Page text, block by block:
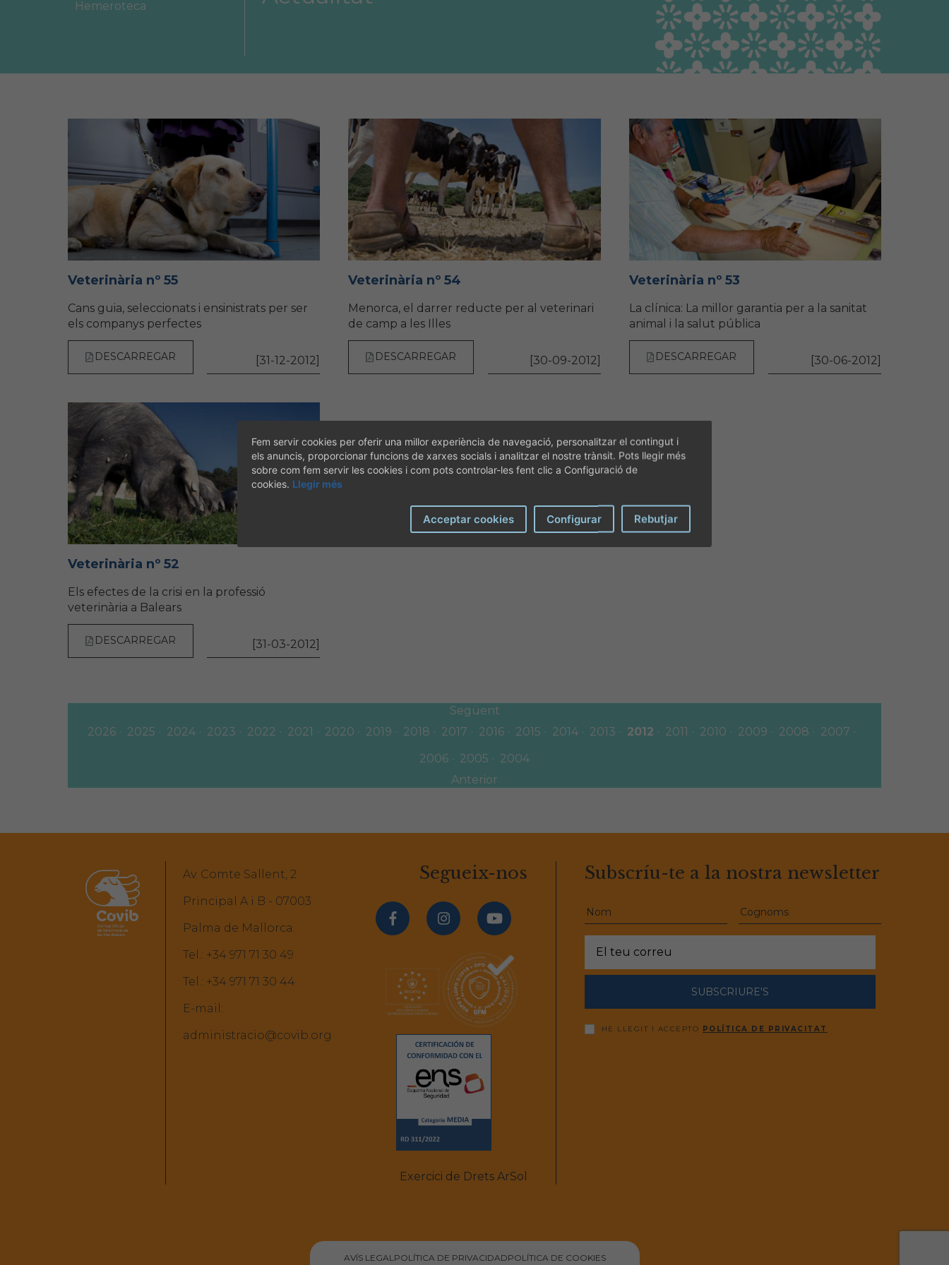
Àrea col·legial
Salut animal i salut
pública
Hemeroteca
Veterinària nº 55
Cans guia, seleccionats i ensinistrats per ser
els companys perfectes
DESCARREGAR [31-12-2012]
Veterinària nº 54
Menorca, el darrer reducte per al veterinari
de camp a les Illes
DESCARREGAR [30-09-2012]
Veterinària nº 53
La clínica: La millor garantia per a la sanitat
animal i la salut pública
DESCARREGAR [30-06-2012]
Veterinària nº 52
Els efectes de la crisi en la professió
veterinària a Balears
DESCARREGAR [31-03-2012]
Següent
2026
2025 2024 2023 2022 2021 2020 2019 2018 2017 2016 2015 2014 2013 2012 2011 2010 2009 2008
2007
2006
2005
2004
Anterior
Av. Comte Sallent, 2
Principal A i B - 07003
Palma de Mallorca.
Tel.: +34 971 71 30 49
Tel.: +34 971 71 30 44
E-mail:
administracio@covib.org
Segueix-nos
Exercici de Drets ArSol
Subscríu-te a la nostra newsletter
SUBSCRIURE'S
HE LLEGIT I ACCEPTO POLÍTICA DE PRIVACITAT
AVÍS LEGALPOLÍTICA DE PRIVACIDADPOLÍTICA DE COOKIES
Fem servir cookies per oferir una millor experiència de navegació, personalitzar el contingut i
els anuncis, proporcionar funcions de xarxes socials i analitzar el nostre trànsit. Pots llegir més
sobre com fem servir les cookies i com pots controlar-les fent clic a Configuració de
cookies. Llegir més
Acceptar cookies Configurar Rebutjar